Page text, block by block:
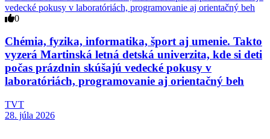
0
Chémia, fyzika, informatika, šport aj umenie. Takto
vyzerá Martinská letná detská univerzita, kde si deti
počas prázdnin skúšajú vedecké pokusy v
laboratóriách, programovanie aj orientačný beh
TVT
28. júla 2026